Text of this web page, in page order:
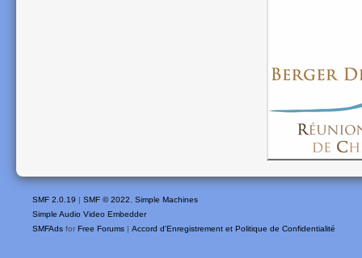
SMF 2.0.19 | SMF © 2022
Simple Machines
Simple Audio Video Embedder
SMFAds for Free Forums | Accord d'Enregistrement et Politique de Confidentialité